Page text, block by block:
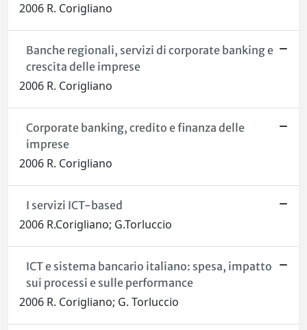
2006 R. Corigliano
Banche regionali, servizi di corporate banking e
crescita delle imprese
2006 R. Corigliano
Corporate banking, credito e finanza delle
imprese
2006 R. Corigliano
I servizi ICT-based
2006 R.Corigliano; G.Torluccio
ICT e sistema bancario italiano: spesa, impatto
sui processi e sulle performance
2006 R. Corigliano; G. Torluccio